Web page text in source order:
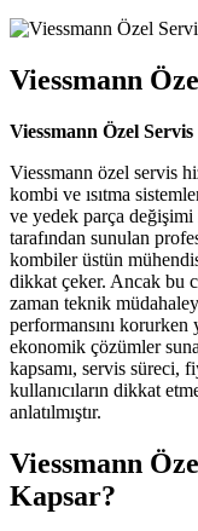
Viessmann
Viessmann Özel Servis
Viessmann özel servis
kombi ve ısıtma
ve yedek parça
tarafından sunulan
kombiler üstün
dikkat çeker. Ancak bu
zaman teknik
performansını
ekonomik çözümler
kapsamı, servis süreci,
kullanıcıların dikkat
anlatılmıştır.
Viessmann
Kapsar?